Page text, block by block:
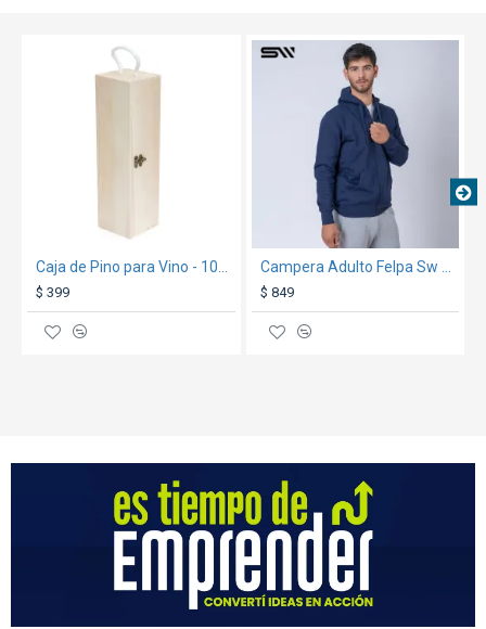
$ 399
TEXTTRANSPARENTE
$ 849